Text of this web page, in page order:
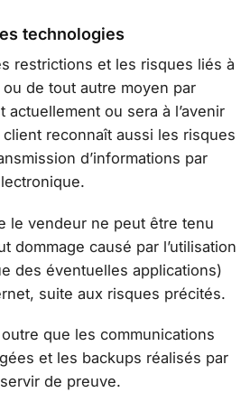
technologies
restrictions et les risques liés à
ou de tout autre moyen par
ou sera à l’avenir
reconnaît aussi les risques
d’informations par
le vendeur ne peut être tenu
dommage causé par l’utilisation
des éventuelles applications)
suite aux risques précités.
que les communications
et les backups réalisés par
de preuve.